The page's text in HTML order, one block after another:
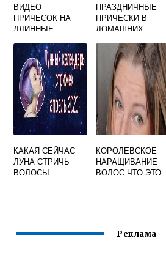
ВИДЕО
ПРИЧЕСОК НА
ДЛИННЫЕ
ДОМАШНИХ
УСЛОВИЯХ
ПРАЗДНИЧНЫЕ
ПРИЧЕСКИ В
ДОМАШНИХ
СВОИМИ РУКАМИ
КАКАЯ СЕЙЧАС
ЛУНА СТРИЧЬ
ВОЛОСЫ
КОРОЛЕВСКОЕ
НАРАЩИВАНИЕ
ВОЛОС ЧТО ЭТО
Реклама